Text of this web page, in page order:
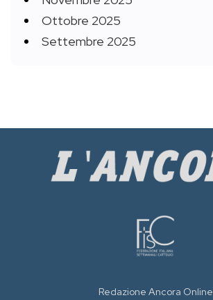
Ottobre 2025
Settembre 2025
Redazione Ancora Online